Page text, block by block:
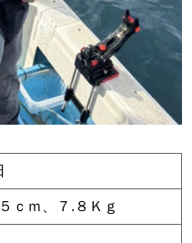
ｃｍ、７.８Ｋｇ